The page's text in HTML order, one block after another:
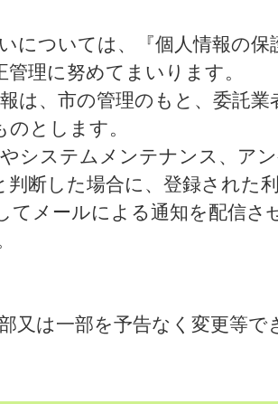
ついては、『個人情報の保
理に努めてまいります。
は、市の管理のもと、委託業
とします。
システムメンテナンス、ア
判断した場合に、登録された
てメールによる通知を配信さ
は一部を予告なく変更等で